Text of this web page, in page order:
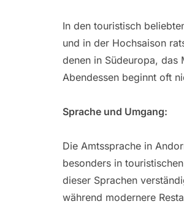
In den touristisch
und in der Hochsaison
denen in Südeuropa, das
Abendessen beginnt oft
Sprache und Umgang:
Die Amtssprache in
besonders in
dieser Sprachen
während modernere